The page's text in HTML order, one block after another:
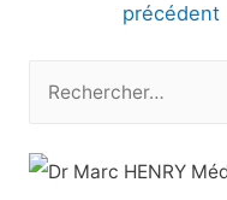
précédent
c